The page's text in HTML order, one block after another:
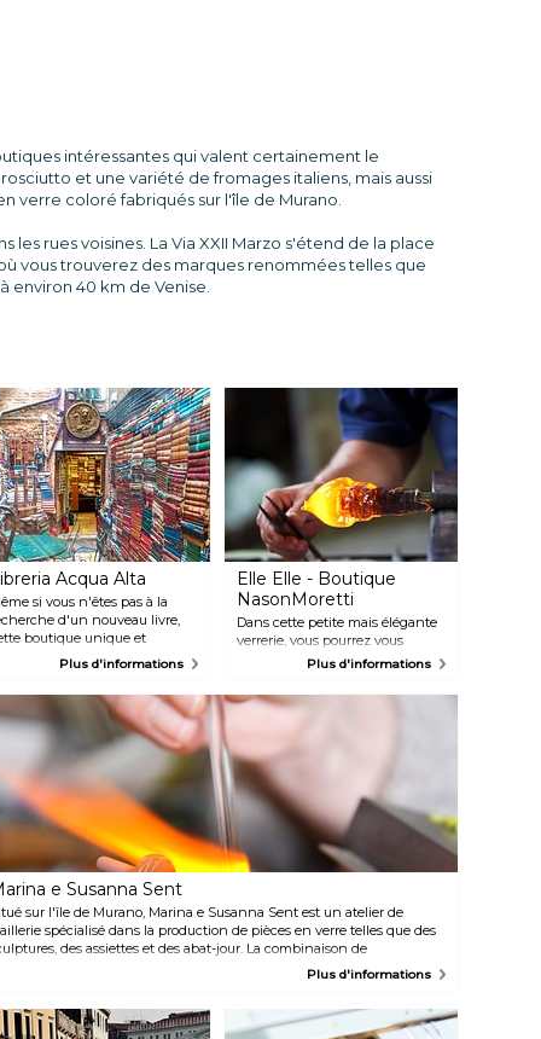
intéressantes qui valent certainement le
et une variété de fromages italiens, mais aussi
verre coloré fabriqués sur l'île de Murano.
rues voisines. La Via XXII Marzo s'étend de la place
vous trouverez des marques renommées telles que
environ 40 km de Venise.
Acqua Alta
si vous n'êtes pas à la
d'un nouveau livre,
boutique unique et
vaut le détour. Cette
contient des
de livres, de magazines
de cartes éparpillés dans des
remplies d'articles ou
des baignoires, des bacs
et des gondoles.
pas peur si vous voyez
chats rôder, ils s'entendent
avec les propriétaires.
Plus d'informations
Elle Elle - Boutique
NasonMoretti
Dans cette petite mais élégante
verrerie, vous pourrez vous
émerveiller devant des pièces en
des vases innovants et d'autres
types d'œuvres d'art en verre.
provenant directement de la
verrerie NasonMuretti, une
entreprise vénitienne en activité
depuis plus de 12 ans.
Plus d'informations
e Susanna Sent
sur l'île de Murano, Marina e Susanna Sent est un atelier de
spécialisé dans la production de pièces en verre telles que des
des assiettes et des abat-jour. La combinaison de
et des méthodes traditionnelles rend les créations des
Marc.
Plus d'informations